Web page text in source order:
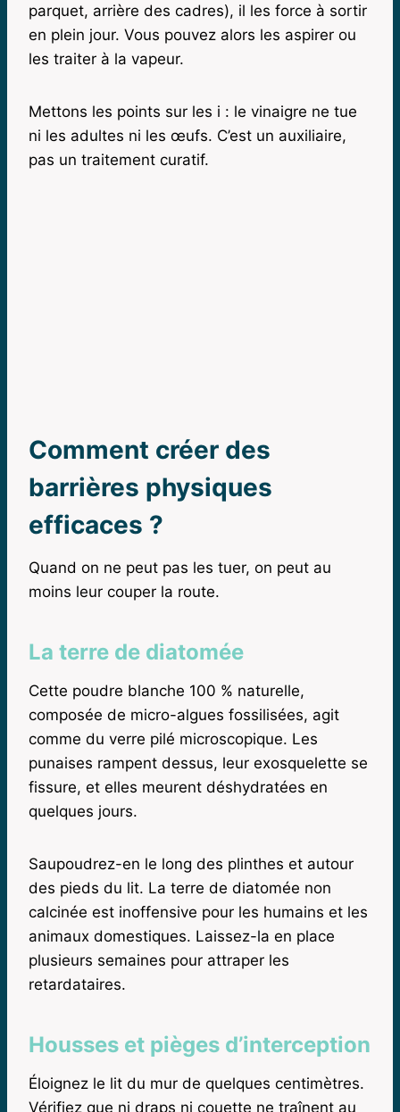
parquet, arrière des cadres), il les force à sortir
en plein jour. Vous pouvez alors les aspirer ou
les traiter à la vapeur.
Mettons les points sur les i : le vinaigre ne tue
ni les adultes ni les œufs. C’est un auxiliaire,
pas un traitement curatif.
Comment créer des
barrières physiques
efficaces ?
Quand on ne peut pas les tuer, on peut au
moins leur couper la route.
La terre de diatomée
Cette poudre blanche 100 % naturelle,
composée de micro-algues fossilisées, agit
comme du verre pilé microscopique. Les
punaises rampent dessus, leur exosquelette se
fissure, et elles meurent déshydratées en
quelques jours.
Saupoudrez-en le long des plinthes et autour
des pieds du lit. La terre de diatomée non
calcinée est inoffensive pour les humains et les
animaux domestiques. Laissez-la en place
plusieurs semaines pour attraper les
retardataires.
Housses et pièges d’interception
Éloignez le lit du mur de quelques centimètres.
Vérifiez que ni draps ni couette ne traînent au